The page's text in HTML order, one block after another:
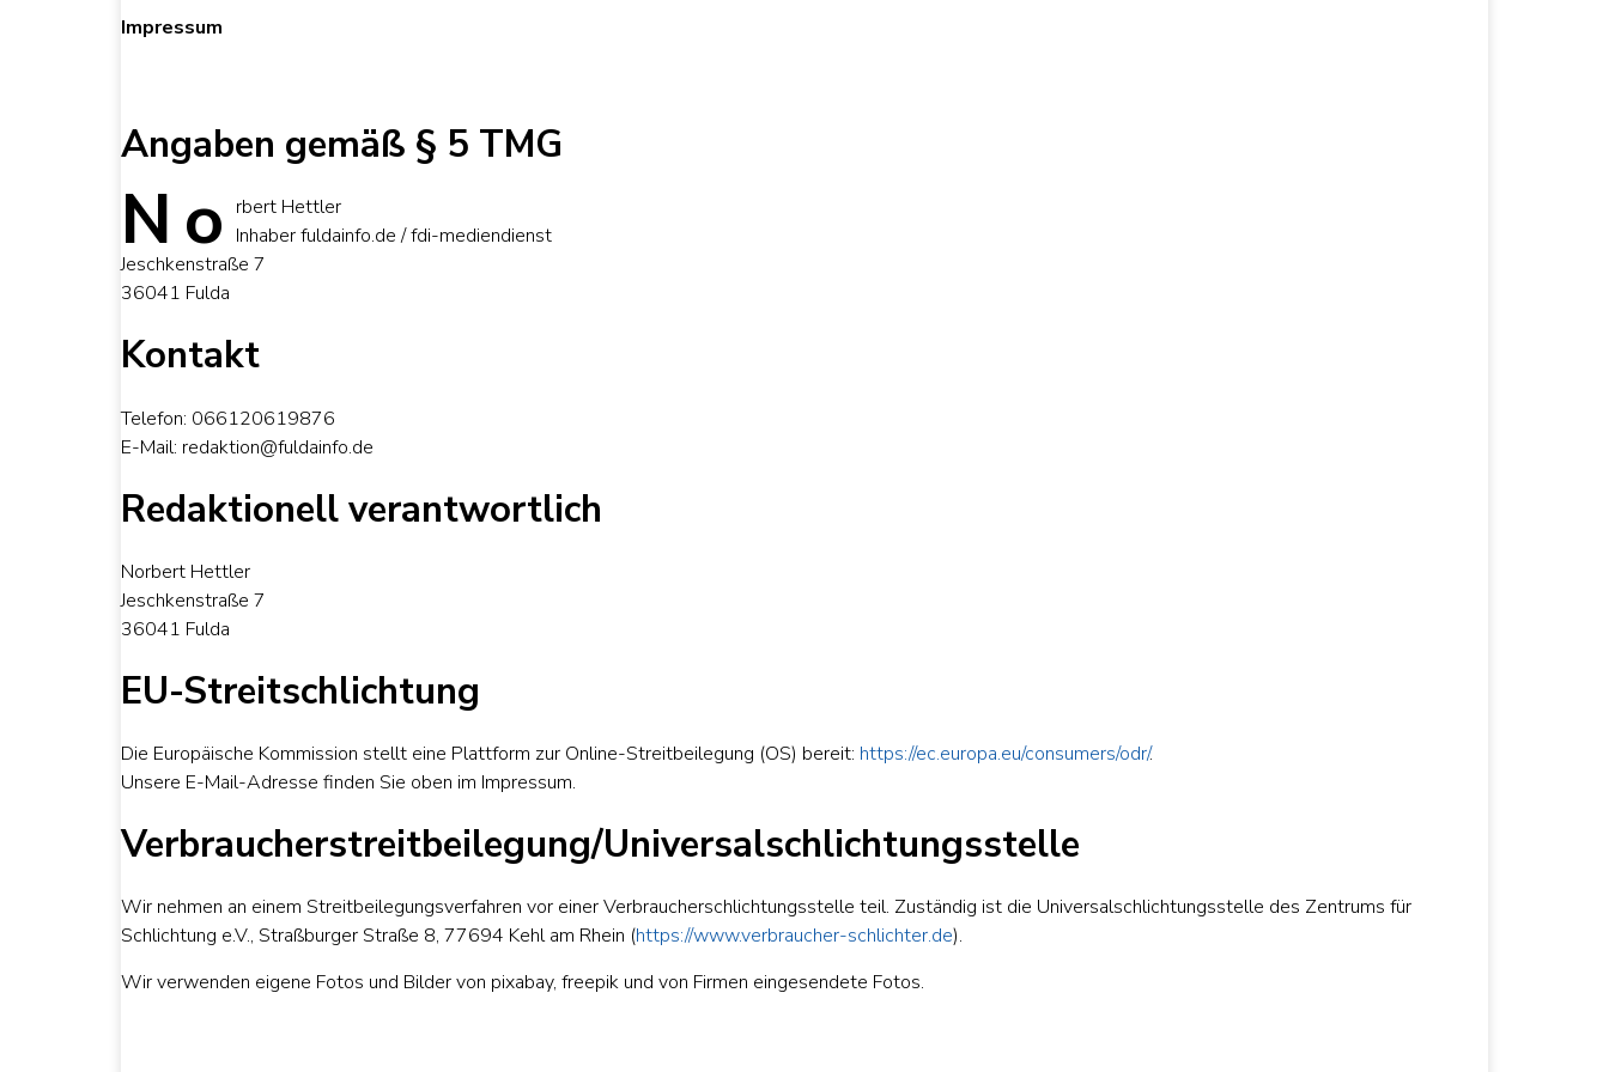
Impressum
Angaben gemäß § 5 TMG
N o rbert Hettler
Inhaber fuldainfo.de / fdi-mediendienst
Jeschkenstraße 7
36041 Fulda
Kontakt
Telefon: 066120619876
E-Mail: redaktion@fuldainfo.de
Redaktionell verantwortlich
Norbert Hettler
Jeschkenstraße 7
36041 Fulda
EU-Streitschlichtung
Die Europäische Kommission stellt eine Plattform zur Online-Streitbeilegung (OS) bereit: https://ec.europa.eu/consumers/odr/.
Unsere E-Mail-Adresse finden Sie oben im Impressum.
Verbraucher­streit­beilegung/Universal­schlichtungs­stelle
Wir nehmen an einem Streitbeilegungsverfahren vor einer Verbraucherschlichtungsstelle teil. Zuständig ist die Universalschlichtungsstelle des Zentrums für
Schlichtung e.V., Straßburger Straße 8, 77694 Kehl am Rhein (https://www.verbraucher-schlichter.de).
Wir verwenden eigene Fotos und Bilder von pixabay, freepik und von Firmen eingesendete Fotos.